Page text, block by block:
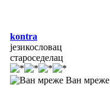
kontra
језикословац
староседелац
Ван мреже